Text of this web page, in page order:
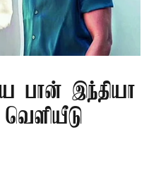
பான் இந்தியா